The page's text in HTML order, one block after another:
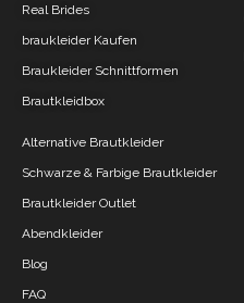
Real Brides
braukleider Kaufen
Braukleider Schnittformen
Brautkleidbox
Alternative Brautkleider
Schwarze & Farbige Brautkleider
Brautkleider Outlet
Abendkleider
Blog
FAQ